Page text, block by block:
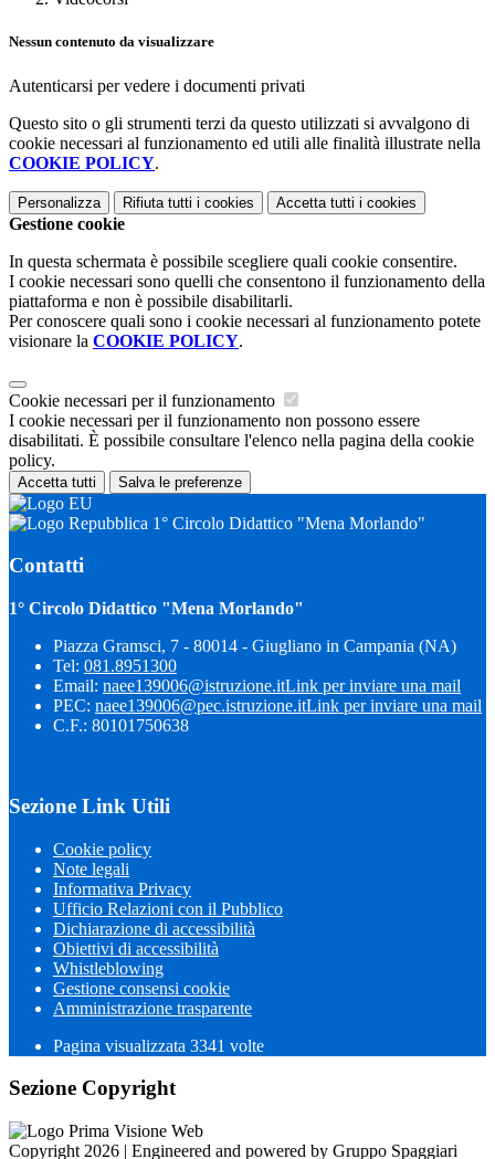
Nessun contenuto da visualizzare
Autenticarsi per vedere i documenti privati
Questo sito o gli strumenti terzi da questo utilizzati si avvalgono di
cookie necessari al funzionamento ed utili alle finalità illustrate nella
COOKIE POLICY.
Personalizza Rifiuta tutti i cookies Accetta tutti i cookies
Gestione cookie
In questa schermata è possibile scegliere quali cookie consentire.
I cookie necessari sono quelli che consentono il funzionamento della
piattaforma e non è possibile disabilitarli.
Per conoscere quali sono i cookie necessari al funzionamento potete
visionare la COOKIE POLICY.
Cookie necessari per il funzionamento
I cookie necessari per il funzionamento non possono essere
disabilitati. È possibile consultare l'elenco nella pagina della cookie
policy.
Accetta tutti Salva le preferenze
1° Circolo Didattico "Mena Morlando"
Contatti
1° Circolo Didattico "Mena Morlando"
Piazza Gramsci, 7 - 80014 - Giugliano in Campania (NA)
Tel: 081.8951300
Email: naee139006@istruzione.itLink per inviare una mail
PEC: naee139006@pec.istruzione.itLink per inviare una mail
C.F.: 80101750638
Sezione Link Utili
Cookie policy
Note legali
Informativa Privacy
Ufficio Relazioni con il Pubblico
Dichiarazione di accessibilità
Obiettivi di accessibilità
Whistleblowing
Gestione consensi cookie
Amministrazione trasparente
Pagina visualizzata 3341 volte
Sezione Copyright
Copyright 2026 | Engineered and powered by Gruppo Spaggiari